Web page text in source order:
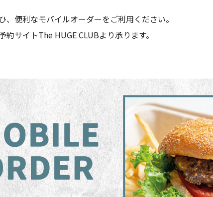
、便利なモバイルオーダーをご利用ください。
約サイトThe HUGE CLUBより承ります。